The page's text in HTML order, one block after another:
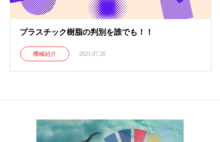
プラスチック樹脂の判別を誰でも！！
機械紹介 2021.07.20